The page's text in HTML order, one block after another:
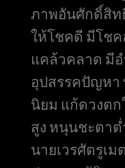
ภาพอันศักดิ์สิท
ให้โชคดี มีโช
แคล้วคลาด มี
อุปสรรคปัญหา
นิยม แก้ดวงตก
สูง หนุนชะตาต่
นายเวรศัตรูเม